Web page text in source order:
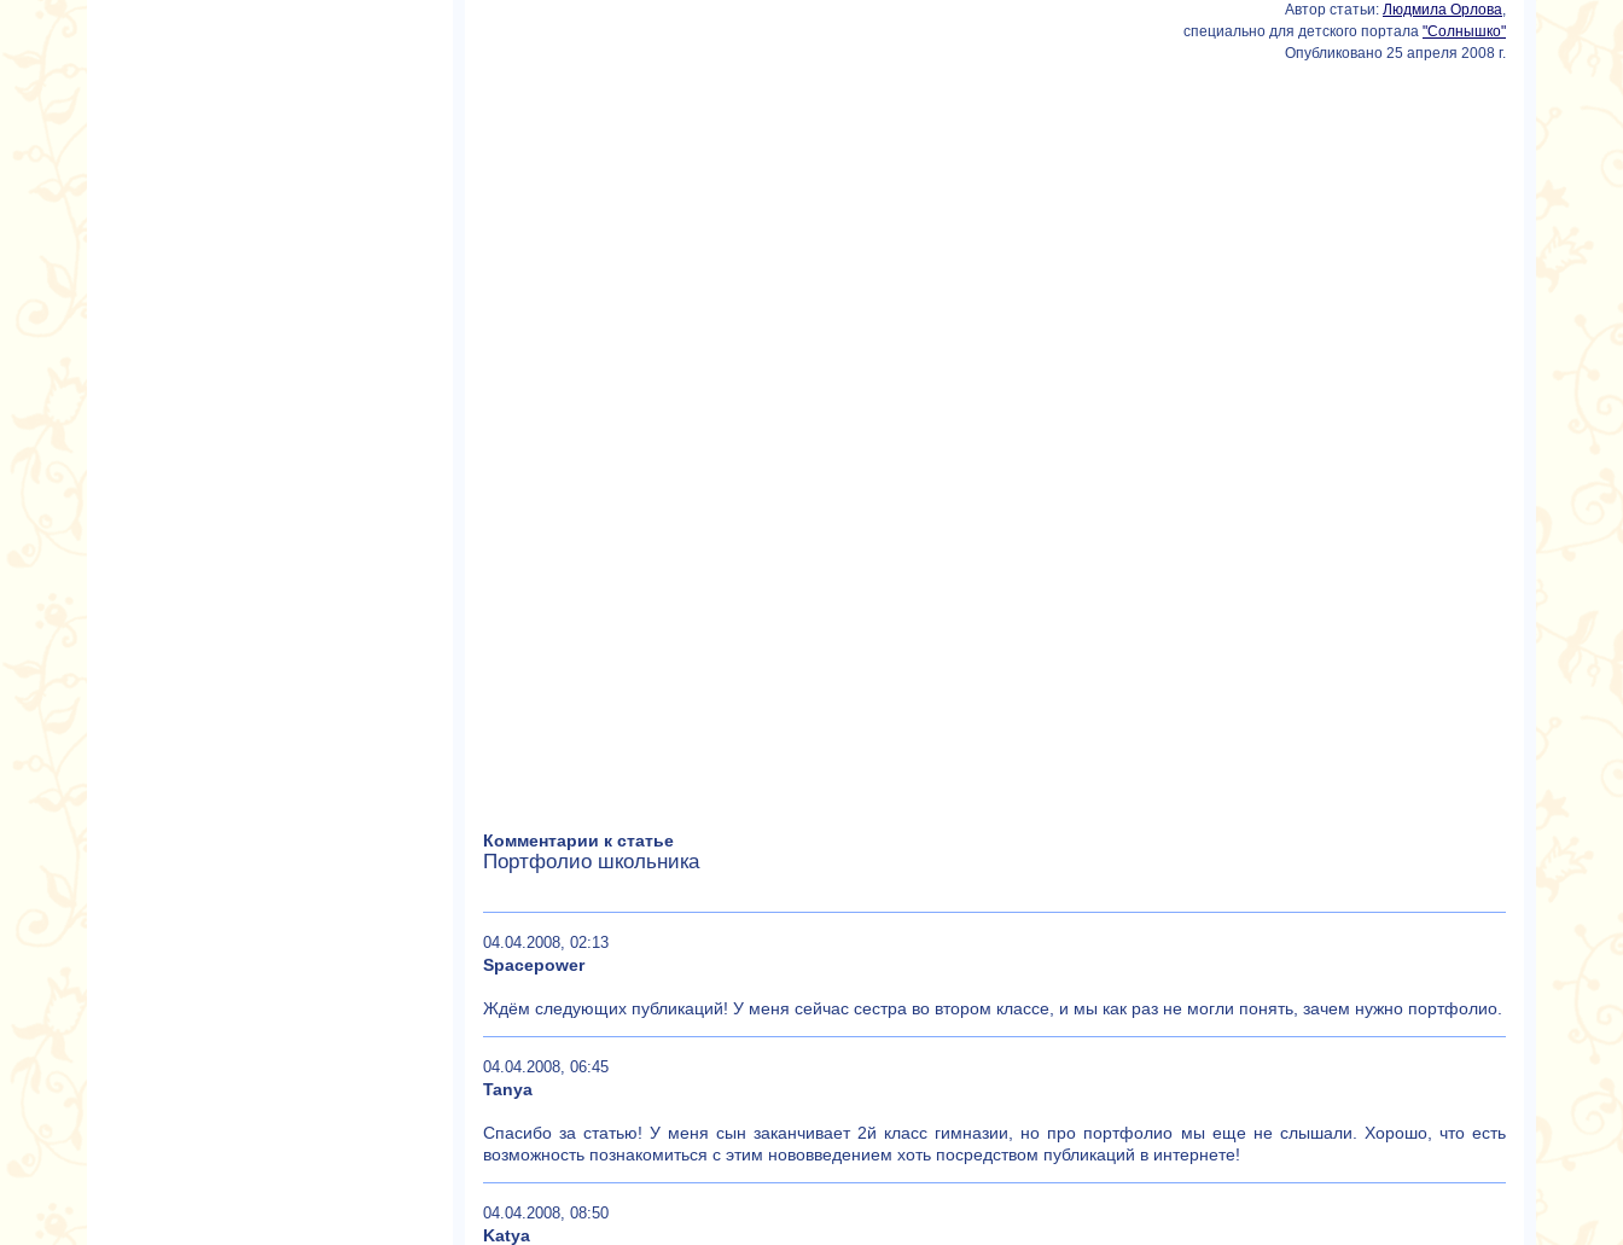
Автор статьи: Людмила Орлова,
специально для детского портала "Солнышко"
Опубликовано 25 апреля 2008 г.
Комментарии к статье
Портфолио школьника
04.04.2008, 02:13
Spacepower
Ждём следующих публикаций! У меня сейчас сестра во втором классе, и мы как раз не могли понять, зачем нужно портфолио.
04.04.2008, 06:45
Tanya
Спасибо за статью! У меня сын заканчивает 2й класс гимназии, но про портфолио мы еще не слышали. Хорошо, что есть
возможность познакомиться с этим нововведением хоть посредством публикаций в интернете!
04.04.2008, 08:50
Katya